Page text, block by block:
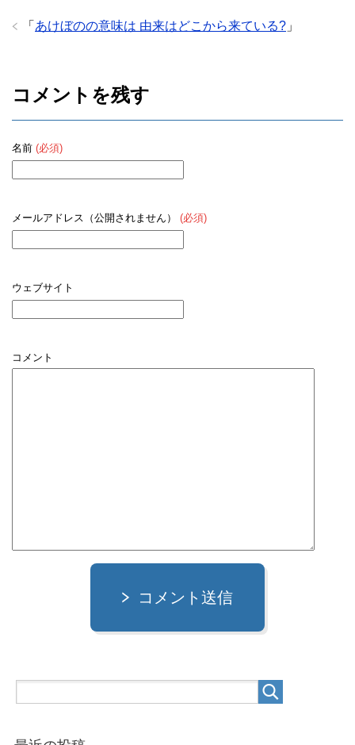
「 あけぼのの意味は 由来はどこから来ている? 」
コメントを残す
名前 (必須)
メールアドレス（公開されません） (必須)
ウェブサイト
コメント
コメント送信